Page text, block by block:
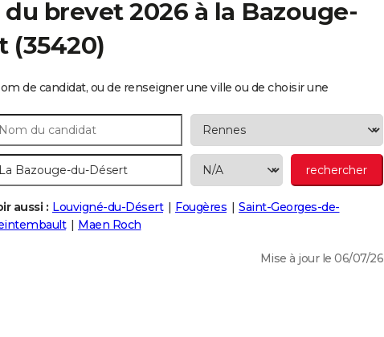
brevet 2026 à la Bazouge-
(35420)
de candidat, ou de renseigner une ville ou de choisir une
aussi : Louvigné-du-Désert Fougères
Saint-Georges-de-
Maen Roch
Mise à jour le 06/07/26